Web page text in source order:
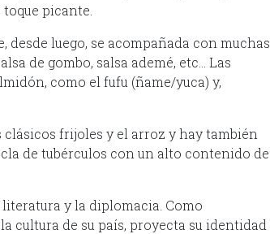
toque picante.
desde luego, se acompañada con muchas
de gombo, salsa ademé, etc… Las
como el fufu (ñame/yuca) y,
clásicos frijoles y el arroz y hay también
de tubérculos con un alto contenido de
y la diplomacia. Como
cultura de su país, proyecta su identidad